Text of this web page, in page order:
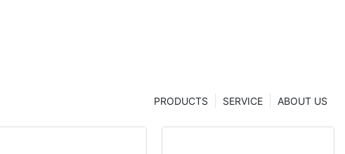
ABOUT US
SERVICE
PRODUCTS